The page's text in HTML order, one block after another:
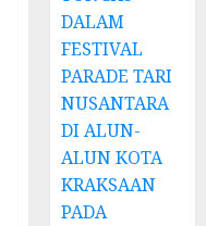
DALAM
FESTIVAL
PARADE TARI
NUSANTARA
DI ALUN-
ALUN KOTA
KRAKSAAN
PADA